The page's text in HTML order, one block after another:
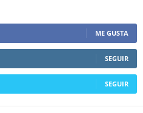
ME GUSTA
SEGUIR
SEGUIR